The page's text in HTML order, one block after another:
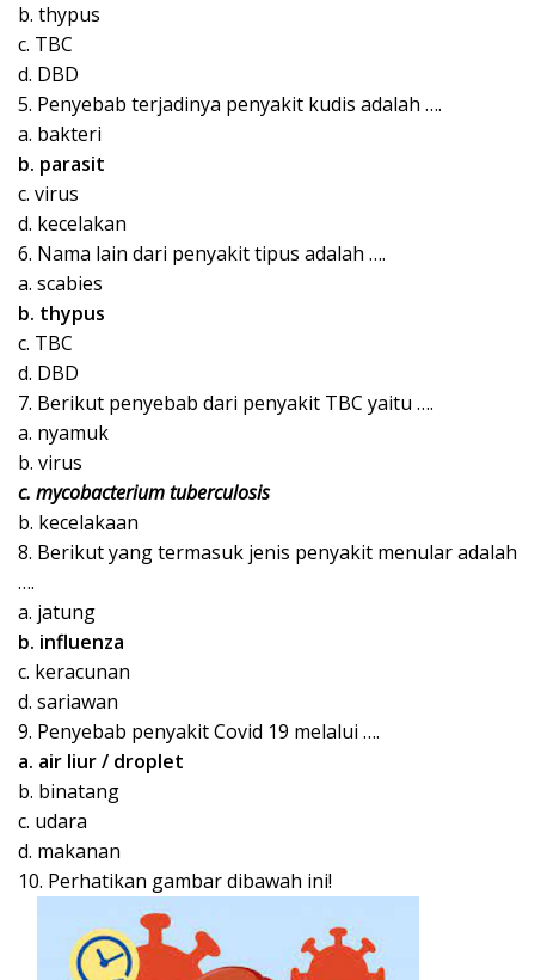
b. thypus
c. TBC
d. DBD
5. Penyebab terjadinya penyakit kudis adalah ….
a. bakteri
b. parasit
c. virus
d. kecelakan
6. Nama lain dari penyakit tipus adalah ….
a. scabies
b. thypus
c. TBC
d. DBD
7. Berikut penyebab dari penyakit TBC yaitu ….
a. nyamuk
b. virus
c. mycobacterium tuberculosis
b. kecelakaan
8. Berikut yang termasuk jenis penyakit menular adalah
….
a. jatung
b. influenza
c. keracunan
d. sariawan
9. Penyebab penyakit Covid 19 melalui ….
a. air liur / droplet
b. binatang
c. udara
d. makanan
10. Perhatikan gambar dibawah ini!